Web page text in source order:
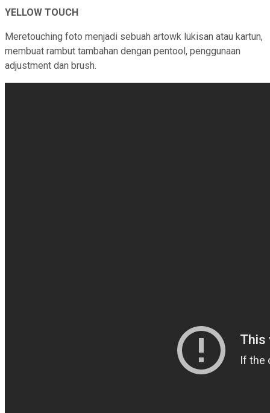
YELLOW TOUCH
Meretouching foto menjadi sebuah artowk lukisan atau kartun,
membuat rambut tambahan dengan pentool, penggunaan
adjustment dan brush.